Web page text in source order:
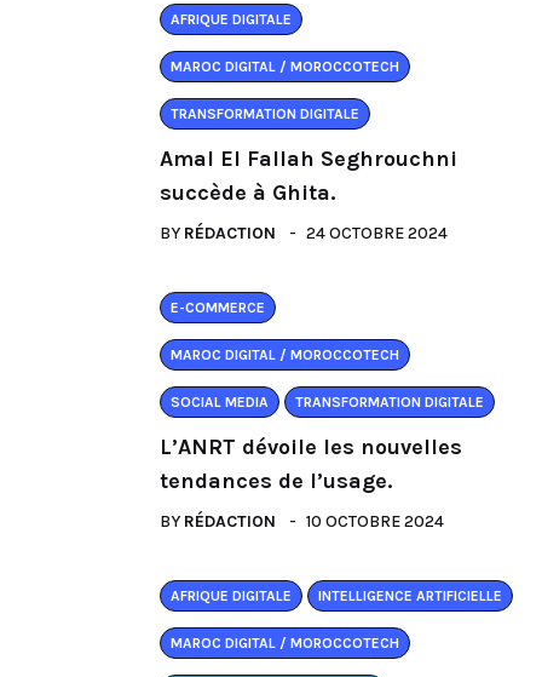
AFRIQUE DIGITALE
MAROC DIGITAL / MOROCCOTECH
TRANSFORMATION DIGITALE
Amal El Fallah Seghrouchni
succède à Ghita.
BY RÉDACTION 24 OCTOBRE 2024
E-COMMERCE
MAROC DIGITAL / MOROCCOTECH
SOCIAL MEDIA TRANSFORMATION DIGITALE
L’ANRT dévoile les nouvelles
tendances de l’usage.
BY RÉDACTION 10 OCTOBRE 2024
AFRIQUE DIGITALE INTELLIGENCE ARTIFICIELLE
MAROC DIGITAL / MOROCCOTECH